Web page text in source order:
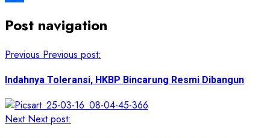
Post navigation
Previous Previous post:
Indahnya Toleransi, HKBP Bincarung Resmi Dibangun
Next Next post: